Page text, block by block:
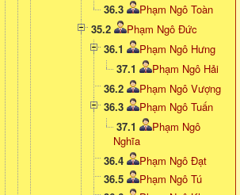
36.3
Phạm Ngô Toàn
35.2
Phạm Ngô Đức
36.1
Phạm Ngô Hưng
37.1
Phạm Ngô Hải
36.2
Phạm Ngô Vượng
36.3
Phạm Ngô Tuấn
37.1
Phạm Ngô
Nghĩa
36.4
Phạm Ngô Đạt
36.5
Phạm Ngô Tú